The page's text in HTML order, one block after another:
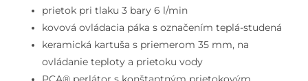
prietok pri tlaku 3 bary 6 l/min
kovová ovládacia páka s označením teplá-studená
keramická kartuša s priemerom 35 mm, na
ovládanie teploty a prietoku vody